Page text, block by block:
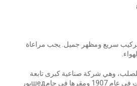
سريع ومظهر جميل. يجب مراعاة
وهي شركة صناعية كبرى تابعة
بالكامل لمجموعة تاتا، تأسست في عام 1907 ومقرها في جامшедبور